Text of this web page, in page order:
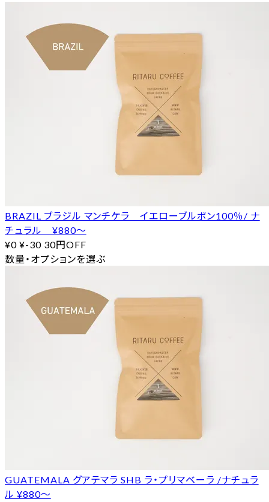
BRAZIL ブラジル マンチケラ イエローブルボン100％/ ナ
チュラル ¥880〜
¥0 ¥-30 30円OFF
数量・オプションを選ぶ
GUATEMALA グアテマラ SHB ラ・プリマベーラ /ナチュラ
ル ¥880〜